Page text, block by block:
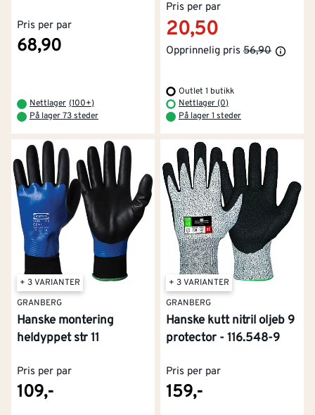
Pris per par
68,90
Nettlager (100+)
På lager 73 steder
Pris per par
20,50
Opprinnelig pris 56,90
Outlet 1 butikk
Nettlager (0)
På lager 1 steder
+ 3 VARIANTER
GRANBERG
Hanske montering
heldyppet str 11
Pris per par
109,-
+ 3 VARIANTER
GRANBERG
Hanske kutt nitril oljeb 9
protector - 116.548-9
Pris per par
159,-